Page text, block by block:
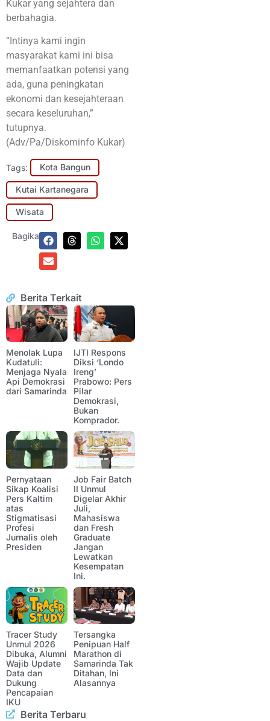
Kukar yang sejahtera dan
berbahagia.
“Intinya kami ingin
masyarakat kami ini bisa
memanfaatkan potensi yang
ada, guna peningkatan
ekonomi dan kesejahteraan
secara keseluruhan,”
tutupnya.
(Adv/Pa/Diskominfo Kukar)
Tags: Kota Bangun
Kutai Kartanegara
Wisata
Bagikan:
Berita Terkait
Menolak Lupa
Kudatuli:
Menjaga Nyala
Api Demokrasi
dari Samarinda
IJTI Respons
Diksi ‘Londo
Ireng’
Prabowo: Pers
Pilar
Demokrasi,
Bukan
Komprador.
Pernyataan
Sikap Koalisi
Pers Kaltim
atas
Stigmatisasi
Profesi
Jurnalis oleh
Presiden
Job Fair Batch
II Unmul
Digelar Akhir
Juli,
Mahasiswa
dan Fresh
Graduate
Jangan
Lewatkan
Kesempatan
Ini.
Tracer Study
Unmul 2026
Dibuka, Alumni
Wajib Update
Data dan
Dukung
Pencapaian
IKU
Tersangka
Penipuan Half
Marathon di
Samarinda Tak
Ditahan, Ini
Alasannya
Berita Terbaru